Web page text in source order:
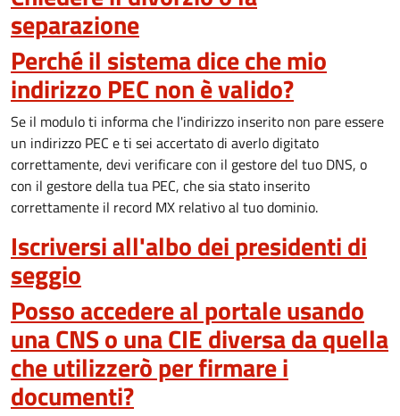
separazione
Perché il sistema dice che mio
indirizzo PEC non è valido?
Se il modulo ti informa che l'indirizzo inserito non pare essere
un indirizzo PEC e ti sei accertato di averlo digitato
correttamente, devi verificare con il gestore del tuo DNS, o
con il gestore della tua PEC, che sia stato inserito
correttamente il record MX relativo al tuo dominio.
Iscriversi all'albo dei presidenti di
seggio
Posso accedere al portale usando
una CNS o una CIE diversa da quella
che utilizzerò per firmare i
documenti?